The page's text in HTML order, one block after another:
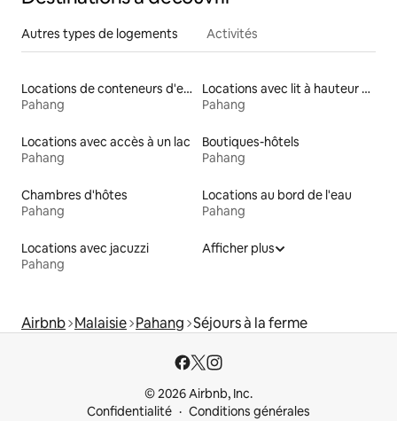
Autres types de logements Activités
Locations de conteneurs d'expédition
Pahang
Locations avec lit à hauteur adaptée
Pahang
Locations avec accès à un lac
Pahang
Boutiques-hôtels
Pahang
Chambres d'hôtes
Pahang
Locations au bord de l'eau
Pahang
Locations avec jacuzzi
Pahang
Afficher plus
Airbnb Malaisie Pahang Séjours à la ferme
© 2026 Airbnb, Inc.
Confidentialité
Conditions générales